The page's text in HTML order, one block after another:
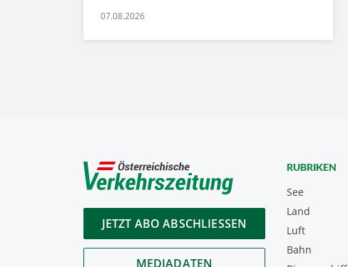
07.08.2026
JETZT ABO ABSCHLIESSEN
MEDIADATEN
RUBRIKEN
See
Land
Luft
Bahn